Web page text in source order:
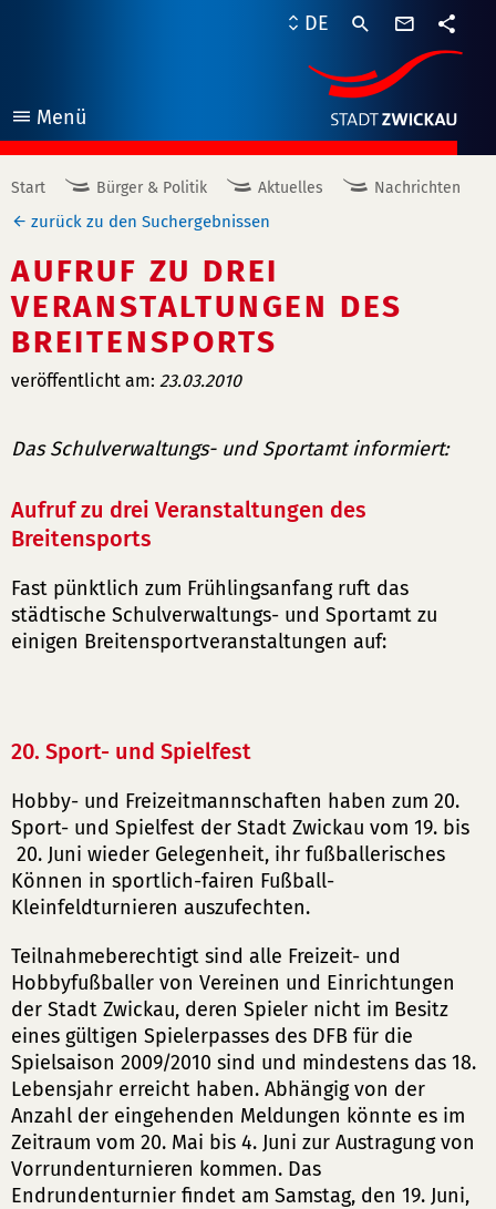
Menü
öffnen
DE
Start Bürger & Politik Aktuelles Nachrichten
zurück zu den Suchergebnissen
AUFRUF ZU DREI
VERANSTALTUNGEN DES
BREITENSPORTS
veröffentlicht am: 23.03.2010
Das Schulverwaltungs- und Sportamt informiert:
Aufruf zu drei Veranstaltungen des
Breitensports
Fast pünktlich zum Frühlingsanfang ruft das
städtische Schulverwaltungs- und Sportamt zu
einigen Breitensportveranstaltungen auf:
20. Sport- und Spielfest
Hobby- und Freizeitmannschaften haben zum 20.
Sport- und Spielfest der Stadt Zwickau vom 19. bis
20. Juni wieder Gelegenheit, ihr fußballerisches
Können in sportlich-fairen Fußball-
Kleinfeldturnieren auszufechten.
Teilnahmeberechtigt sind alle Freizeit- und
Hobbyfußballer von Vereinen und Einrichtungen
der Stadt Zwickau, deren Spieler nicht im Besitz
eines gültigen Spielerpasses des DFB für die
Spielsaison 2009/2010 sind und mindestens das 18.
Lebensjahr erreicht haben. Abhängig von der
Anzahl der eingehenden Meldungen könnte es im
Zeitraum vom 20. Mai bis 4. Juni zur Austragung von
Vorrundenturnieren kommen. Das
Endrundenturnier findet am Samstag, den 19. Juni,